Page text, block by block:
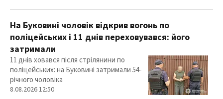
На Буковині чоловік відкрив вогонь по
поліцейських і 11 днів переховувався: його
затримали
11 днів ховався після стрілянини по
поліцейських: на Буковині затримали 54-
річного чоловіка
8.08.2026 12:50